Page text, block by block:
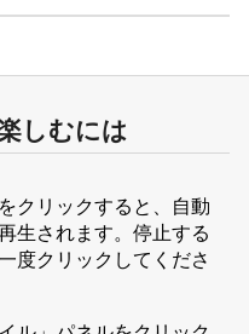
しむには
クリックすると、自動
生されます。停止する
度クリックしてくださ